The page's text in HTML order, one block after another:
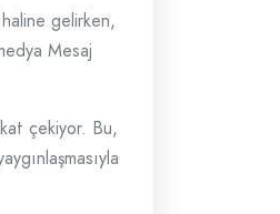
gelirken,
Mesaj
çekiyor. Bu,